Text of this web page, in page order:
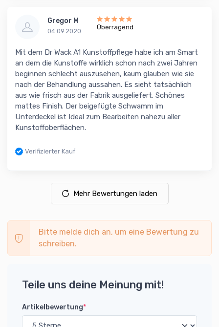
Gregor M
04.09.2020
Überragend
Mit dem Dr Wack A1 Kunstoffpflege habe ich am Smart
an dem die Kunstoffe wirklich schon nach zwei Jahren
beginnen schlecht auszusehen, kaum glauben wie sie
nach der Behandlung aussahen. Es sieht tatsächlich
aus wie frisch aus der Fabrik ausgeliefert. Schönes
mattes Finish. Der beigefügte Schwamm im
Unterdeckel ist Ideal zum Bearbeiten nahezu aller
Kunstoffoberflächen.
Verifizierter Kauf
Mehr Bewertungen laden
Bitte melde dich an, um eine Bewertung zu
schreiben.
Teile uns deine Meinung mit!
Artikelbewertung*